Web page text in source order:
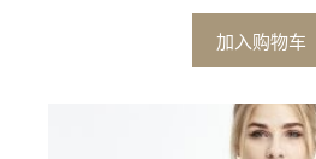
加入购物车